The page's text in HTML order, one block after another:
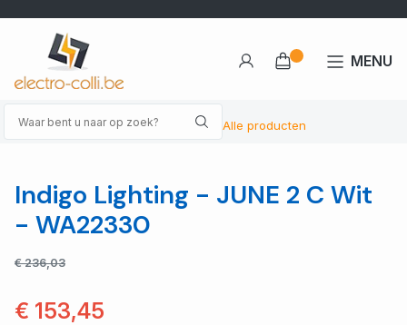
Alle producten
MENU
Indigo Lighting - JUNE 2 C Wit
- WA22330
€ 236,03
€ 153,45